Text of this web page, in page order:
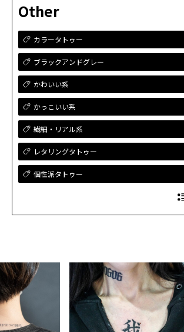
Other
カラータトゥー
ブラックアンドグレー
かわいい系
かっこいい系
繊細・リアル系
レタリングタトゥー
個性派タトゥー